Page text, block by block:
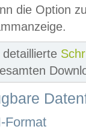
die Option
detaillierte
Format